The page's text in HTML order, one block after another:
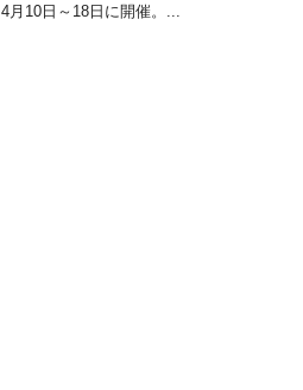
4月10日～18日に開催。...